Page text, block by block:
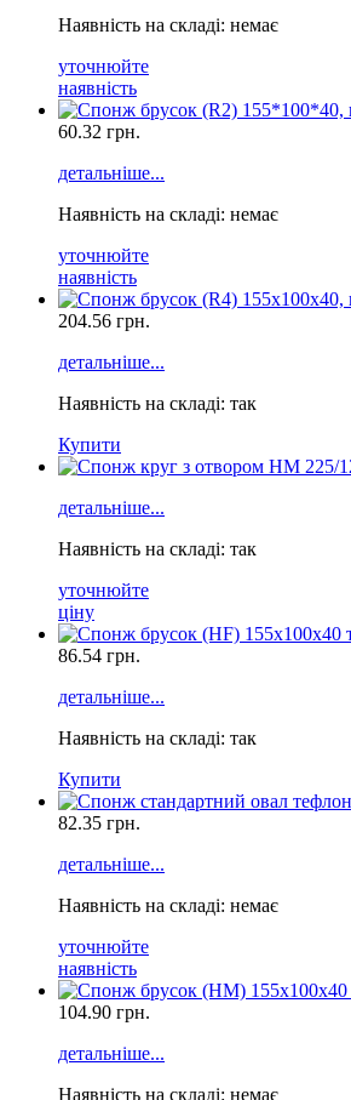
Наявність на складі: немає
уточнюйте
наявність
60.32 грн.
детальніше...
Наявність на складі: немає
уточнюйте
наявність
204.56 грн.
детальніше...
Наявність на складі: так
Купити
детальніше...
Наявність на складі: так
уточнюйте
ціну
86.54 грн.
детальніше...
Наявність на складі: так
Купити
82.35 грн.
детальніше...
Наявність на складі: немає
уточнюйте
наявність
104.90 грн.
детальніше...
Наявність на складі: немає